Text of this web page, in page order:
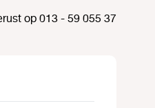
op 013 - 59 055 37